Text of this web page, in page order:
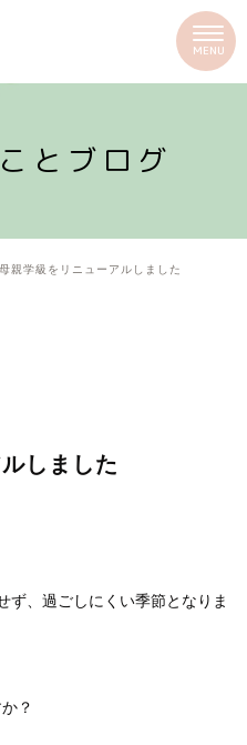
とブログ
母親学級をリニューアルしました
しました
ず、過ごしにくい季節となりま
？